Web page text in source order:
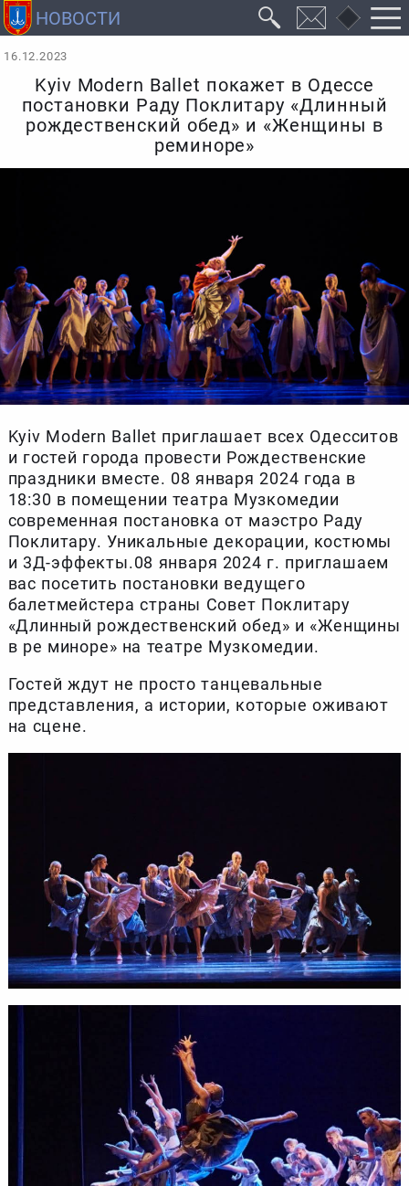
16.12.2023
Kyiv Modern Ballet покажет в Одессе
постановки Раду Поклитару «Длинный
рождественский обед» и «Женщины в
реминоре»
Kyiv Modern Ballet приглашает всех Одесситов
и гостей города провести Рождественские
праздники вместе. 08 января 2024 года в
18:30 в помещении театра Музкомедии
современная постановка от маэстро Раду
Поклитару. Уникальные декорации, костюмы
и 3Д-эффекты.08 января 2024 г. приглашаем
вас посетить постановки ведущего
балетмейстера страны Совет Поклитару
«Длинный рождественский обед» и «Женщины
в ре миноре» на театре Музкомедии.
Гостей ждут не просто танцевальные
представления, а истории, которые оживают
на сцене.